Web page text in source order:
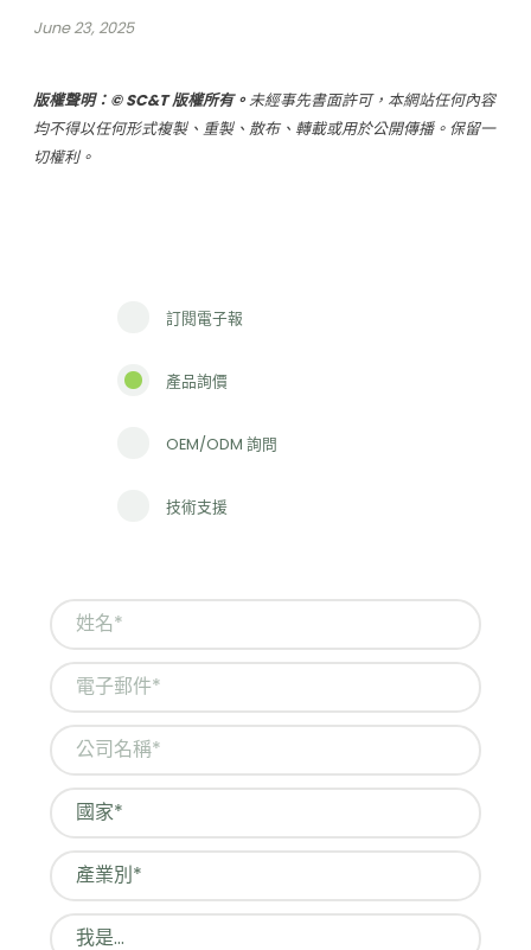
June 23, 2025
版權聲明：© SC&T 版權所有。未經事先書面許可，本網站任何內容
均不得以任何形式複製、重製、散布、轉載或用於公開傳播。保留一
切權利。
訂閱電子報
產品詢價
OEM/ODM 詢問
技術支援